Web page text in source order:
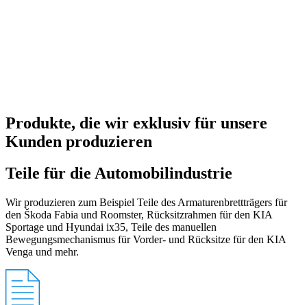
Produkte, die wir exklusiv für unsere
Kunden produzieren
Teile für die Automobilindustrie
Wir produzieren zum Beispiel Teile des Armaturenbrettträgers für
den Škoda Fabia und Roomster, Rücksitzrahmen für den KIA
Sportage und Hyundai ix35, Teile des manuellen
Bewegungsmechanismus für Vorder- und Rücksitze für den KIA
Venga und mehr.